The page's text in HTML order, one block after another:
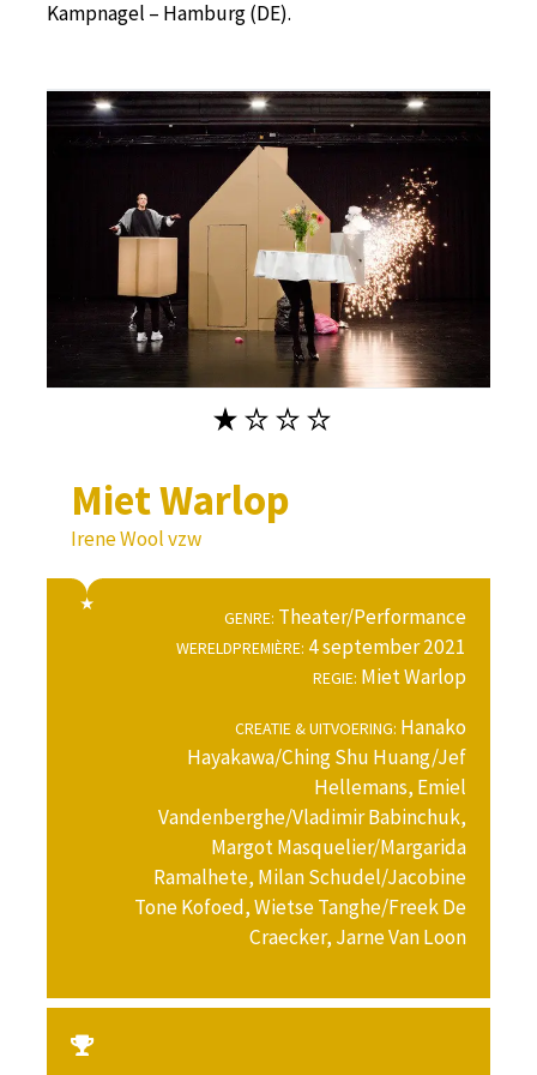
Kampnagel – Hamburg (DE).
Miet Warlop
Irene Wool vzw
GENRE: Theater/Performance
WERELDPREMIÈRE: 4 september 2021
REGIE: Miet Warlop
CREATIE & UITVOERING: Hanako
Hayakawa/Ching Shu Huang/Jef
Hellemans, Emiel
Vandenberghe/Vladimir Babinchuk,
Margot Masquelier/Margarida
Ramalhete, Milan Schudel/Jacobine
Tone Kofoed, Wietse Tanghe/Freek De
Craecker, Jarne Van Loon